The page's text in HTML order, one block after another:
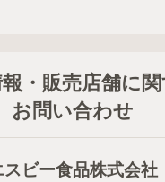
・販売店舗に関
お問い合わせ
スビー食品株式会社